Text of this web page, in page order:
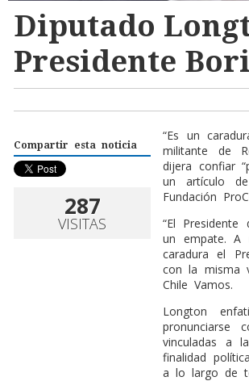
Diputado
Presidente
Compartir esta noticia
287
VISITAS
“Es un
militante de
dijera confiar
un artículo
Fundación
“El
un empate.
caradura el
con la misma
Chile Vamos.
Longton
pronunciarse
vinculadas a
finalidad
a lo largo de